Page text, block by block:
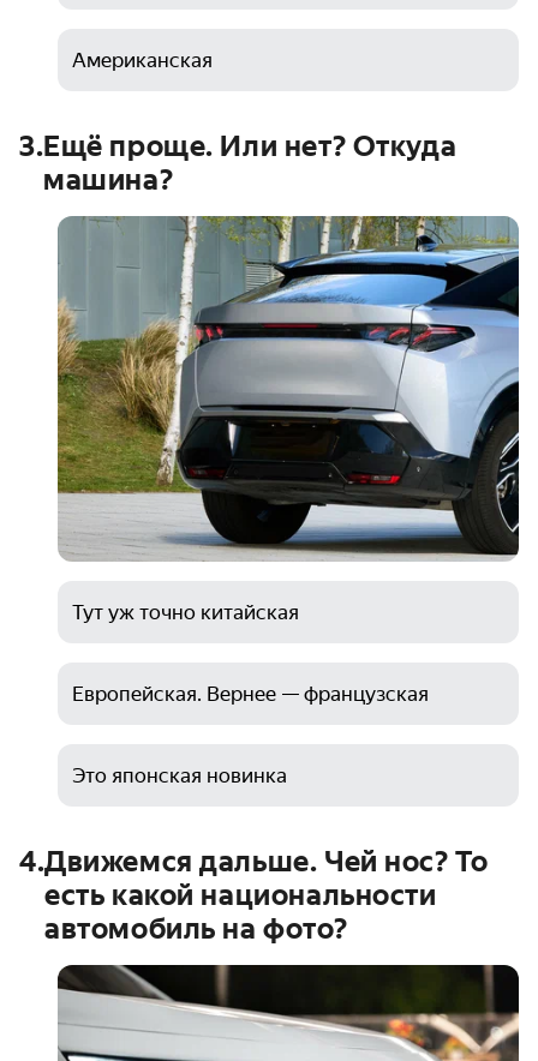
Американская
3.Ещё проще. Или нет? Откуда
машина?
Тут уж точно китайская
Европейская. Вернее — французская
Это японская новинка
4.Движемся дальше. Чей нос? То
есть какой национальности
автомобиль на фото?